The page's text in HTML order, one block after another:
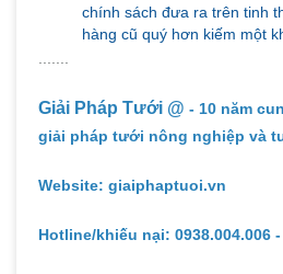
chính sách đưa ra trên tinh
hàng cũ quý hơn kiếm một
.......
Giải Pháp Tưới @ - 10 năm
giải pháp tưới nông nghiệp và
Website: giaiphaptuoi.vn
Hotline/khiếu nại: 0938.004.006 -